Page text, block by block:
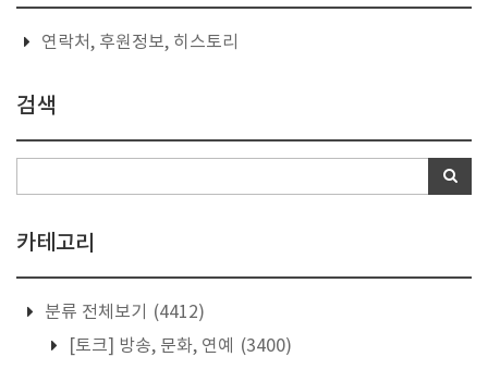
연락처, 후원정보, 히스토리
검색
카테고리
분류 전체보기
(4412)
[토크] 방송, 문화, 연예
(3400)